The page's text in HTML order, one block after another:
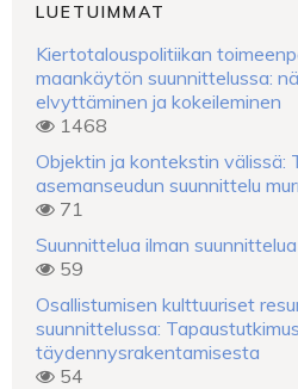
LUETUIMMAT
Kiertotalouspolitiikan
maankäytön suunnittelussa:
elvyttäminen ja kokeileminen
1468
Objektin ja kontekstin välissä:
asemanseudun suunnittelu
71
Suunnittelua ilman suunnittelua
59
Osallistumisen kulttuuriset
suunnittelussa:
täydennysrakentamisesta
54